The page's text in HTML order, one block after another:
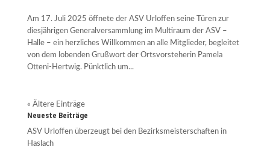
Am 17. Juli 2025 öffnete der ASV Urloffen seine Türen zur
diesjährigen Generalversammlung im Multiraum der ASV –
Halle – ein herzliches Willkommen an alle Mitglieder, begleitet
von dem lobenden Grußwort der Ortsvorsteherin Pamela
Otteni-Hertwig. Pünktlich um...
« Ältere Einträge
Neueste Beiträge
ASV Urloffen überzeugt bei den Bezirksmeisterschaften in
Haslach